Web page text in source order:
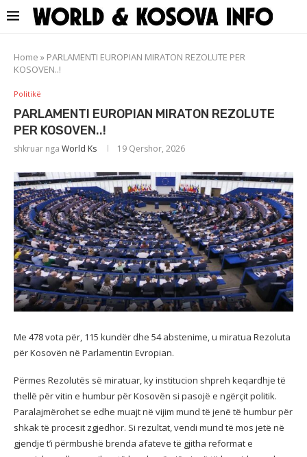
Home » PARLAMENTI EUROPIAN MIRATON REZOLUTE PER
KOSOVEN..!
Politikë
PARLAMENTI EUROPIAN MIRATON REZOLUTE
PER KOSOVEN..!
shkruar nga World Ks 19 Qershor, 2026
Me 478 vota për, 115 kundër dhe 54 abstenime, u miratua Rezoluta
për Kosovën në Parlamentin Evropian.
Përmes Rezolutës së miratuar, ky institucion shpreh keqardhje të
thellë për vitin e humbur për Kosovën si pasojë e ngërçit politik.
Paralajmërohet se edhe muajt në vijim mund të jenë të humbur për
shkak të procesit zgjedhor. Si rezultat, vendi mund të mos jetë në
gjendje t’i përmbushë brenda afateve të gjitha reformat e